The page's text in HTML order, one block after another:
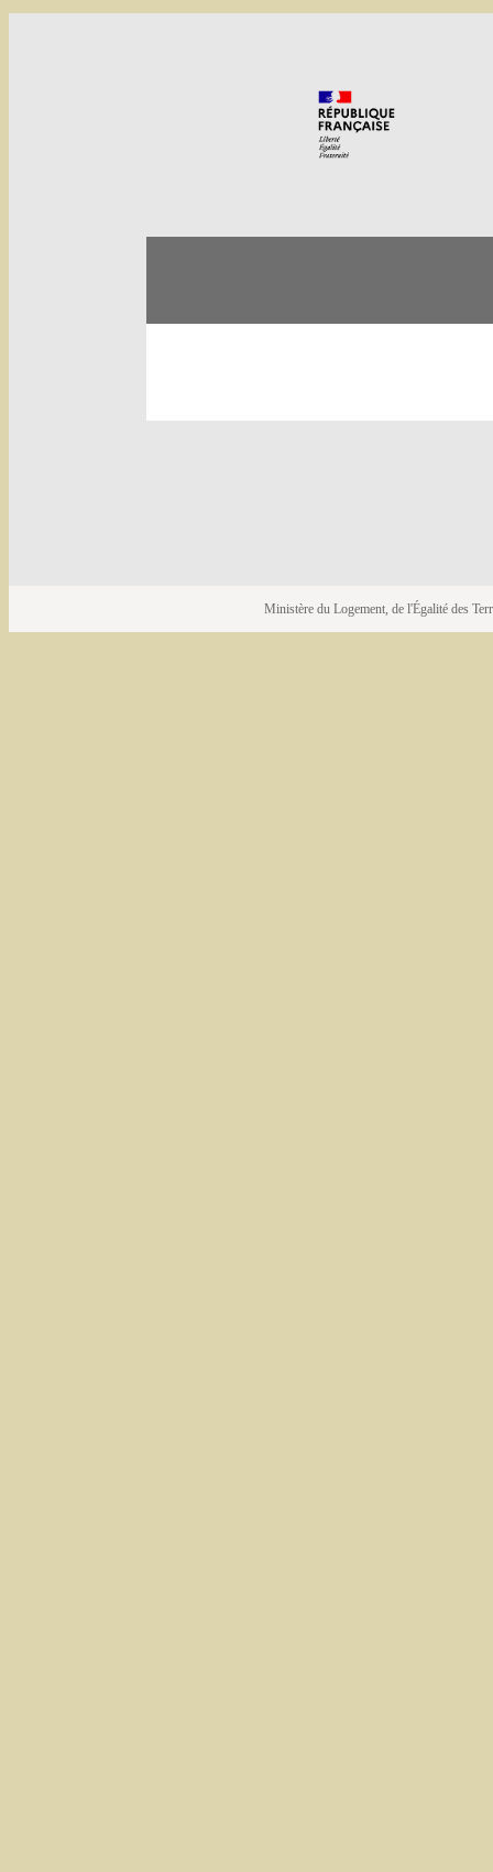
Ministère du Logement, de l'Égalité des